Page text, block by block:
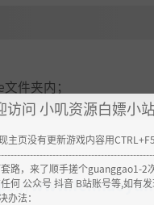
件夹内；
访问 小叽资源白嫖小
主页没有更新游戏内容用
路，来了顺手搓个guanggao1-2
何 公众号 抖音 B站账号等,如有
办法：